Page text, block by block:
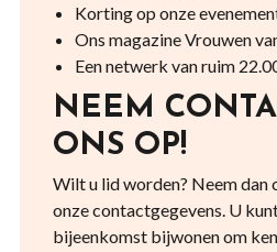
Korting op onze
Ons magazine Vrouwen
Een netwerk van ruim
NEEM
ONS OP!
Wilt u lid worden? Neem dan
onze contactgegevens. U
bijeenkomst bijwonen om